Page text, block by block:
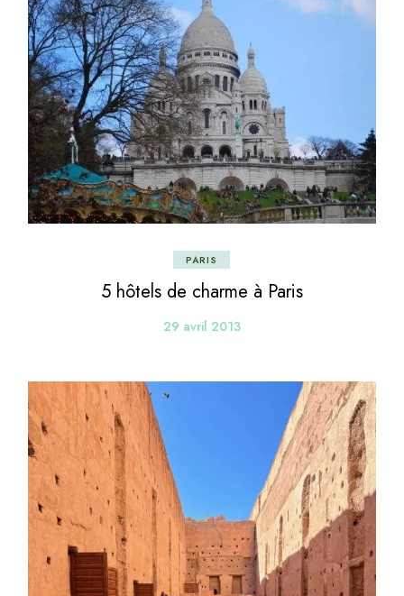
PARIS
5 hôtels de charme à Paris
29 avril 2013